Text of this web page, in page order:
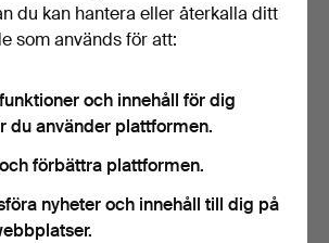
173. TVÅ KOLVAR.
Sålt
du kan hantera eller återkalla ditt
som används för att:
och innehåll för dig
du använder plattformen.
förbättra plattformen.
nyheter och innehåll till dig på